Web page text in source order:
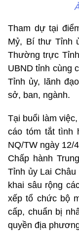
Tham dự tại
Mỷ, Bí thư Tỉnh
Thường trực
UBND tỉnh cùng
Tỉnh ủy, lãnh
sở, ban, ngành.
Tại buổi làm
cáo tóm tắt tình
NQ/TW ngày 12/
Chấp hành
Tỉnh ủy Lai
khai sâu rộng
xếp tổ chức bộ
cấp, chuẩn bị
quyền địa